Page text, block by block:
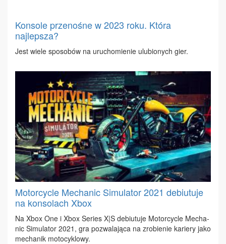
Konsole przenośne w 2023 roku. Która
najlepsza?
Jest wie­le spo­so­bów na uru­cho­mie­nie ulu­bio­nych gier.
Motorcycle Mechanic Simulator 2021 debiutuje
na konsolach Xbox
Na Xbox One i Xbox Se­ries X|S de­biu­tu­je Mo­tor­cyc­le Me­cha­
nic Si­mu­la­tor 2021, gra po­zwa­la­ją­ca na zro­bie­nie ka­rie­ry ja­ko
me­cha­nik mo­to­cy­klo­wy.